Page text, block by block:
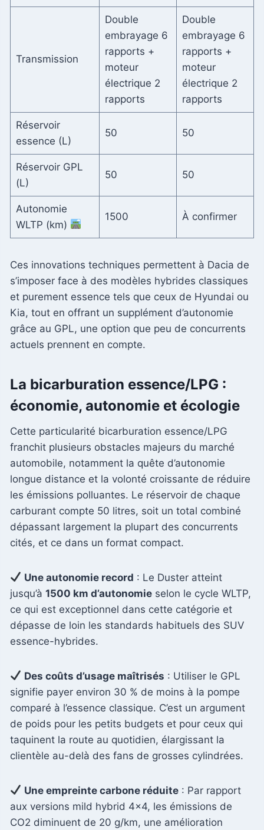
Transmission
Double
embrayage 6
rapports +
moteur
électrique 2
rapports
Double
embrayage 6
rapports +
moteur
électrique 2
rapports
Réservoir
essence (L)
50 50
Réservoir GPL
(L)
50 50
Autonomie
WLTP (km)
1500 À confirmer
Ces innovations techniques permettent à Dacia de
s’imposer face à des modèles hybrides classiques
et purement essence tels que ceux de Hyundai ou
Kia, tout en offrant un supplément d’autonomie
grâce au GPL, une option que peu de concurrents
actuels prennent en compte.
La bicarburation essence/LPG :
économie, autonomie et écologie
Cette particularité bicarburation essence/LPG
franchit plusieurs obstacles majeurs du marché
automobile, notamment la quête d’autonomie
longue distance et la volonté croissante de réduire
les émissions polluantes. Le réservoir de chaque
carburant compte 50 litres, soit un total combiné
dépassant largement la plupart des concurrents
cités, et ce dans un format compact.
Une autonomie record : Le Duster atteint
jusqu’à 1500 km d’autonomie selon le cycle WLTP,
ce qui est exceptionnel dans cette catégorie et
dépasse de loin les standards habituels des SUV
essence-hybrides.
Des coûts d’usage maîtrisés : Utiliser le GPL
signifie payer environ 30 % de moins à la pompe
comparé à l’essence classique. C’est un argument
de poids pour les petits budgets et pour ceux qui
taquinent la route au quotidien, élargissant la
clientèle au-delà des fans de grosses cylindrées.
Une empreinte carbone réduite : Par rapport
aux versions mild hybrid 4×4, les émissions de
CO2 diminuent de 20 g/km, une amélioration